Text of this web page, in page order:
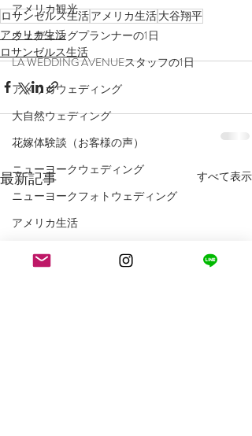
アメリカ観光
ウェディングプランナーの1日
LA WEDDING AVENUEスタッフの1日
アメリカウェディング
大自然ウェディング
花嫁体験談（お客様の声）
ニューヨークウェディング
ニューヨークフォトウェディング
アメリカ生活
ロサンゼルス生活
ロサンゼルス生活アメリカ生活大谷翔平
アメリカ生活
ロサンゼルス生活
最新記事 すべて表示